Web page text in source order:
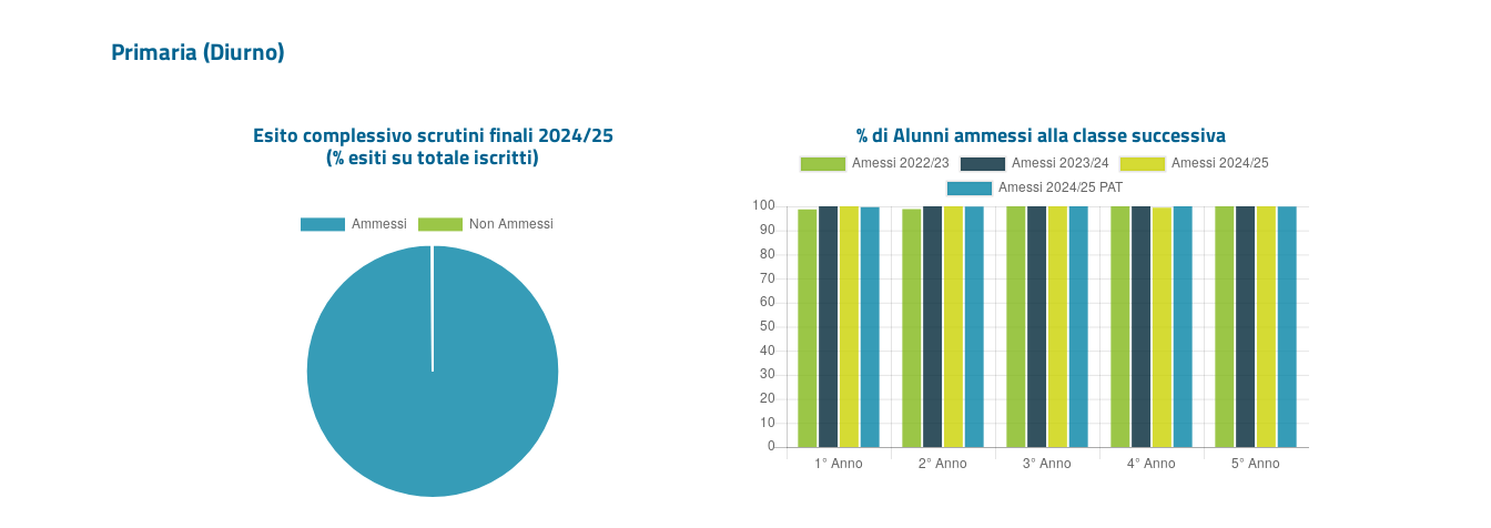
Primaria (Diurno)
Esito complessivo scrutini finali 2024/25
(% esiti su totale iscritti)
% di Alunni ammessi alla classe successiva